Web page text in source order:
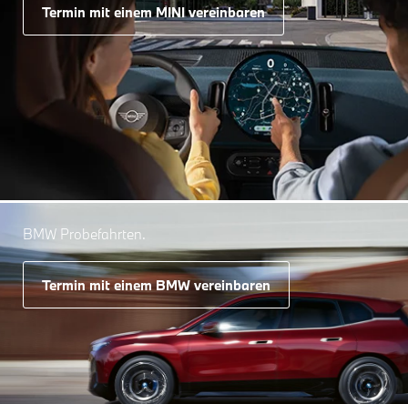
BMW Probefahrten.
Termin mit einem BMW vereinbaren
Termin mit einem MINI vereinbaren